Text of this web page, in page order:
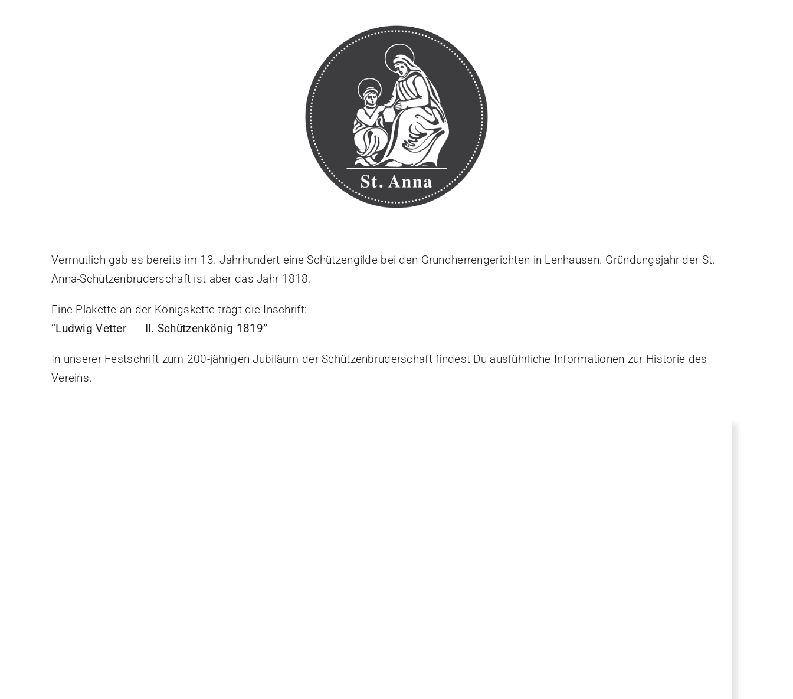
Vermutlich gab es bereits im 13. Jahrhundert eine Schützengilde bei den Grundherrengerichten in Lenhausen. Gründungsjahr der St.
Anna-Schützenbruderschaft ist aber das Jahr 1818.
Eine Plakette an der Königskette trägt die Inschrift:
“Ludwig Vetter II. Schützenkönig 1819”
In unserer Festschrift zum 200-jährigen Jubiläum der Schützenbruderschaft findest Du ausführliche Informationen zur Historie des
Vereins.